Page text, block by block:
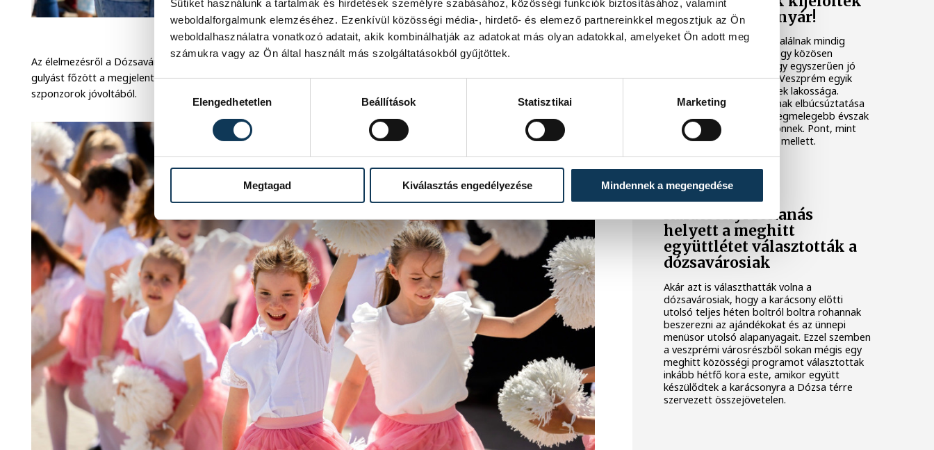
Sütiket használunk a tartalmak és hirdetések személyre szabásához, közösségi funkciók biztosításához, valamint
weboldalforgalmunk elemzéséhez. Ezenkívül közösségi média-, hirdető- és elemező partnereinkkel megosztjuk az Ön
weboldalhasználatra vonatkozó adatait, akik kombinálhatják az adatokat más olyan adatokkal, amelyeket Ön adott meg
számukra vagy az Ön által használt más szolgáltatásokból gyűjtöttek.
Elengedhetetlen
Beállítások Statisztikai Marketing
Megtagad Kiválasztás engedélyezése Mindennek a megengedése
Kavalecz Gábor, Ovádi Péter, Németh Balázs
Az élelmezésről a Dózsavárosi Baráti Kör gondoskodott: a városrész civil szervezete száz adag
gulyást főzött a megjelenteknek, a nap pedig ajándéksorsolással zárult a rendezvényt támogató
szponzorok jóvoltából.
az utat: irány a nyár!
A dózsavárosiak mindig találnak mindig
találnak alkalmat arra, hogy közösen
ünnepeljenek valamit, vagy egyszerűen jó
hangulatban találkozzon Veszprém egyik
legnagyobb városrészének lakossága.
Olykor a nyár végével annak elbúcsúztatása
miatt, de két éve már a legmelegebb évszak
beköszöntekor is összejönnek. Pont, mint
szombaton a jégcsarnok mellett.
Karácsonyi rohanás
helyett a meghitt
együttlétet választották a
dózsavárosiak
Akár azt is választhatták volna a
dózsavárosiak, hogy a karácsony előtti
utolsó teljes héten boltról boltra rohannak
beszerezni az ajándékokat és az ünnepi
menüsor utolsó alapanyagait. Ezzel szemben
a veszprémi városrészből sokan mégis egy
meghitt közösségi programot választottak
inkább hétfő kora este, amikor együtt
készülődtek a karácsonyra a Dózsa térre
szervezett összejövetelen.